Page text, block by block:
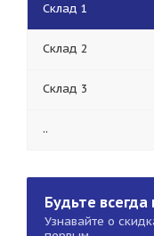
Склад 1
Склад 2
Склад 3
..
Будьте всегда
Узнавайте о